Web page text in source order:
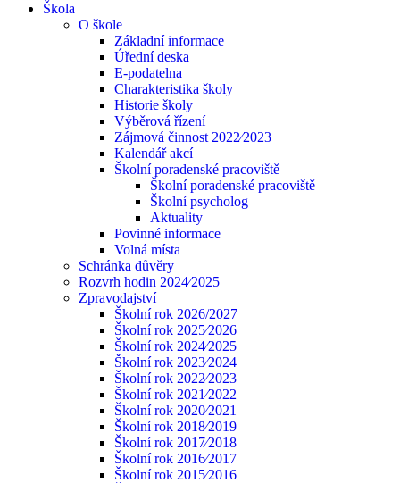
Škola
O škole
Základní informace
Úřední deska
E-podatelna
Charakteristika školy
Historie školy
Výběrová řízení
Zájmová činnost 2022⁄2023
Kalendář akcí
Školní poradenské pracoviště
Školní poradenské pracoviště
Školní psycholog
Aktuality
Povinné informace
Volná místa
Schránka důvěry
Rozvrh hodin 2024⁄2025
Zpravodajství
Školní rok 2026/2027
Školní rok 2025⁄2026
Školní rok 2024⁄2025
Školní rok 2023⁄2024
Školní rok 2022⁄2023
Školní rok 2021⁄2022
Školní rok 2020⁄2021
Školní rok 2018⁄2019
Školní rok 2017⁄2018
Školní rok 2016⁄2017
Školní rok 2015⁄2016